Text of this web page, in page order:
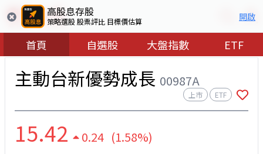
高股息存股
策略選股 股票評比 目標價估算 開啟
首頁 自選股 大盤指數 ETF
主動台新優勢成長 00987A
上市 ETF
15.42 0.24 (1.58%)